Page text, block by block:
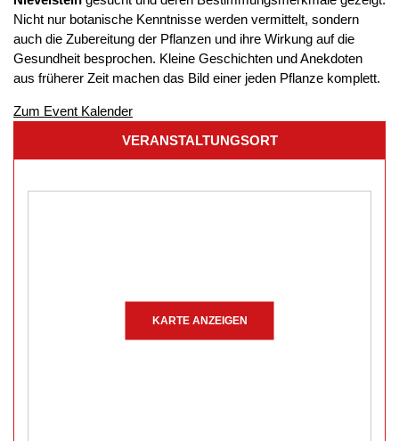
Nicht nur botanische Kenntnisse werden vermittelt, sondern
auch die Zubereitung der Pflanzen und ihre Wirkung auf die
Gesundheit besprochen. Kleine Geschichten und Anekdoten
aus früherer Zeit machen das Bild einer jeden Pflanze komplett.
Zum Event Kalender
VERANSTALTUNGSORT
KARTE ANZEIGEN